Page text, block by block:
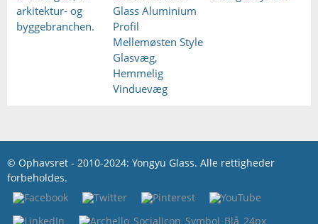
© Ophavsret - 2010-2024: Yongyu Glass. Alle rettigheder
forbeholdes.